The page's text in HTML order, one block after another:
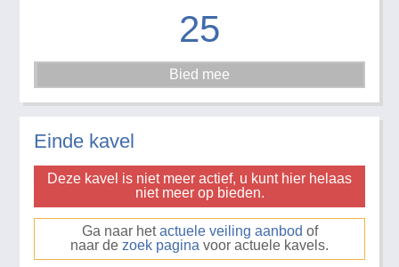
25
Einde kavel
Deze kavel is niet meer actief, u kunt hier helaas
niet meer op bieden.
Ga naar hetactuele veiling aanbod of
naar de zoek pagina voor actuele kavels.